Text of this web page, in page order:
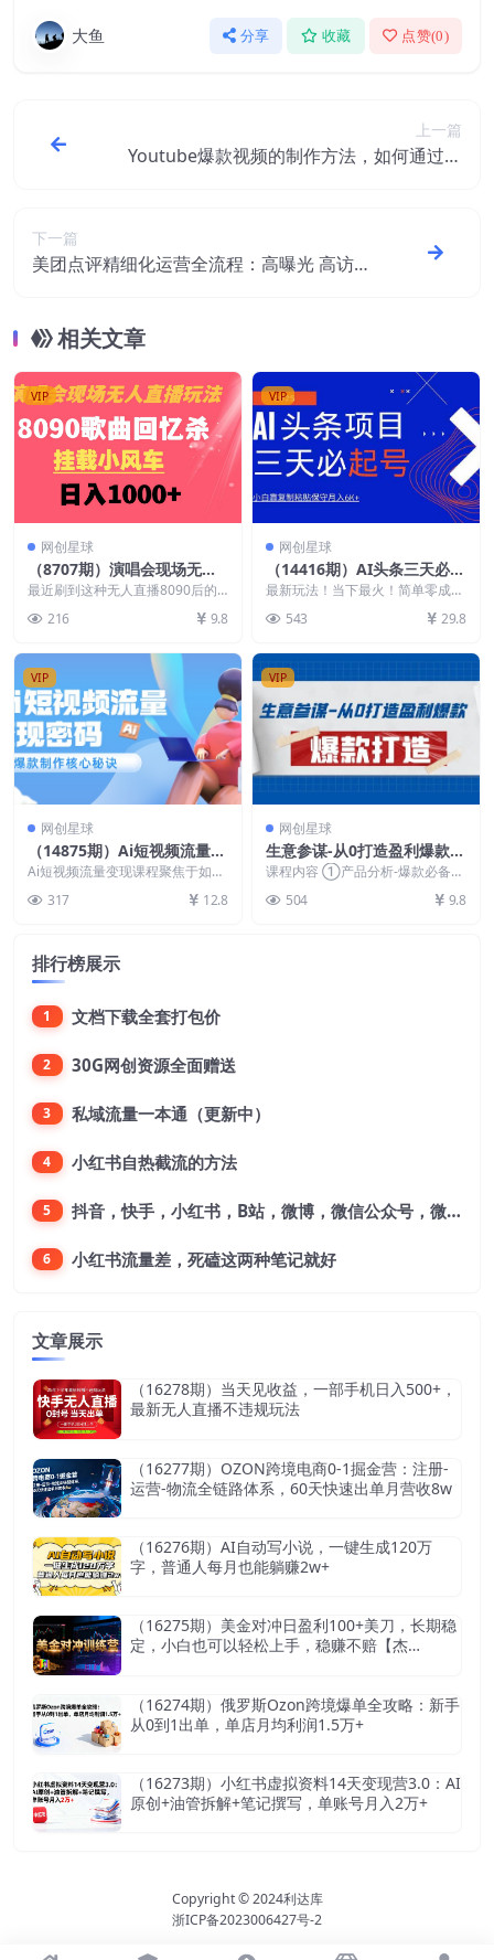
大鱼 分享 收藏 点赞(0)
上一篇
Youtube爆款视频的制作方法，如何通过剪
下一篇
美团点评精细化运营全流程：高曝光 高访问
相关文章
VIP
网创星球
（8707期）演唱会现场无人
直播8090年代歌曲回忆收割
机 挂载小风车日入1000+
最近刷到这种无人直播8090后的
来。作为这个...
216 9.8
VIP
网创星球
（14416期）AI头条三天必起
号，纯原创情感故事，每天搬
砖10分钟，小白靠复制粘贴
月…
最新玩法！当下最火！简单零成
即可，不需要动脑子，不...
543 29.8
VIP
网创星球
（14875期）Ai短视频流量密
码，爆款制作核心秘诀，120
万案例深度解析
Ai短视频流量变现课程聚焦于如何
现流量变现。课程内...
317 12.8
VIP
网创星球
生意参谋-从0打造盈利爆款：
手把手教您打造爆款多种玩法
课程内容 ①产品分析-爆款必备的
市场产品线，布局...
504 9.8
排行榜展示
1 文档下载全套打包价
2 30G网创资源全面赠送
3 私域流量一本通（更新中）
4 小红书自热截流的方法
5 抖音，快手，小红书，B站，微博，微信公众号，微信视频号。每一个平台，都是不一样的机会，对应不一样的赚钱思路
6 小红书流量差，死磕这两种笔记就好
文章展示
（16278期）当天见收益，一部手机日入500+，
最新无人直播不违规玩法
（16277期）OZON跨境电商0-1掘金营：注册-
运营-物流全链路体系，60天快速出单月营收8w
（16276期）AI自动写小说，一键生成120万
字，普通人每月也能躺赚2w+
（16275期）美金对冲日盈利100+美刀，长期稳
定，小白也可以轻松上手，稳赚不赔【杰…
（16274期）俄罗斯Ozon跨境爆单全攻略：新手
从0到1出单，单店月均利润1.5万+
（16273期）小红书虚拟资料14天变现营3.0：AI
原创+油管拆解+笔记撰写，单账号月入2万+
Copyright © 2024利达库
浙ICP备2023006427号-2